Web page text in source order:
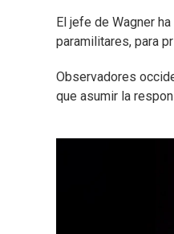
El jefe de Wagner
paramilitares, para
Observadores
que asumir la